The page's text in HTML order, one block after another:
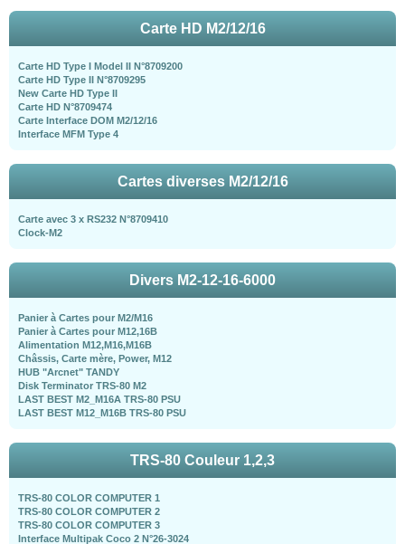
Carte HD M2/12/16
Carte HD Type I Model II N°8709200
Carte HD Type II N°8709295
New Carte HD Type II
Carte HD N°8709474
Carte Interface DOM M2/12/16
Interface MFM Type 4
Cartes diverses M2/12/16
Carte avec 3 x RS232 N°8709410
Clock-M2
Divers M2-12-16-6000
Panier à Cartes pour M2/M16
Panier à Cartes pour M12,16B
Alimentation M12,M16,M16B
Châssis, Carte mère, Power, M12
HUB "Arcnet" TANDY
Disk Terminator TRS-80 M2
LAST BEST M2_M16A TRS-80 PSU
LAST BEST M12_M16B TRS-80 PSU
TRS-80 Couleur 1,2,3
TRS-80 COLOR COMPUTER 1
TRS-80 COLOR COMPUTER 2
TRS-80 COLOR COMPUTER 3
Interface Multipak Coco 2 N°26-3024